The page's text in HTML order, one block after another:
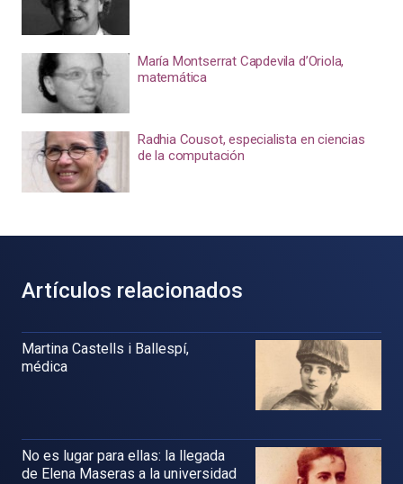
María Montserrat Capdevila d’Oriola,
matemática
Radhia Cousot, especialista en ciencias
de la computación
Artículos relacionados
Martina Castells i Ballespí,
médica
No es lugar para ellas: la llegada
de Elena Maseras a la universidad